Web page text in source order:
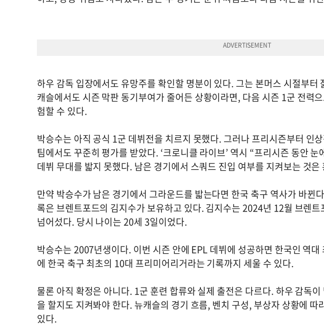
하우 감독 입장에서도 유망주를 확인할 명분이 있다. 그는 본머스 시절부터
캐슬에서도 시즌 막판 동기부여가 줄어든 상황이라면, 다음 시즌 1군 전력
험할 수 있다.
박승수는 아직 공식 1군 데뷔전을 치르지 못했다. 그러나 프리시즌부터 인
팀에서도 꾸준히 평가를 받았다. ‘크로니클 라이브’ 역시 “프리시즌 동안
데뷔 무대를 밟지 못했다. 남은 경기에서 스쿼드 진입 여부를 지켜보는 것
만약 박승수가 남은 경기에서 그라운드를 밟는다면 한국 축구 역사가 바뀐
록은 브렌트포드의 김지수가 보유하고 있다. 김지수는 2024년 12월 브렌
넘어섰다. 당시 나이는 20세 3일이었다.
박승수는 2007년생이다. 이번 시즌 안에 EPL 데뷔에 성공하면 한국인 역
에 한국 축구 최초의 10대 프리미어리거라는 기록까지 세울 수 있다.
물론 아직 확정은 아니다. 1군 훈련 합류와 실제 출전은 다르다. 하우 감독
을 할지도 지켜봐야 한다. 뉴캐슬의 경기 흐름, 벤치 구성, 부상자 상황에 따
있다.